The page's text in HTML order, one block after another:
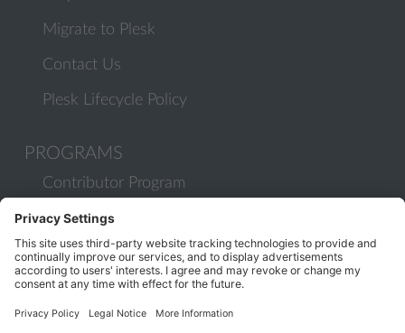
Migrate to Plesk
Contact Us
Plesk Lifecycle Policy
PROGRAMS
Contributor Program
Partner Program
COMMUNITY